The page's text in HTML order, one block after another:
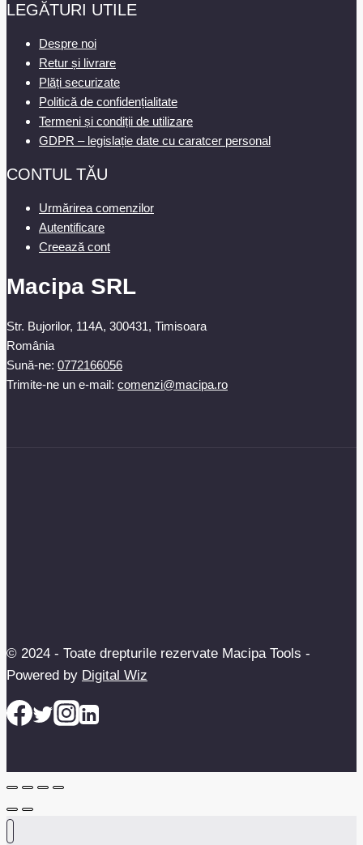
LEGĂTURI UTILE
Despre noi
Retur și livrare
Plăți securizate
Politică de confidențialitate
Termeni și condiții de utilizare
GDPR – legislație date cu caratcer personal
CONTUL TĂU
Urmărirea comenzilor
Autentificare
Creează cont
Macipa SRL
Str. Bujorilor, 114A, 300431, Timisoara
România
Sună-ne: 0772166056
Trimite-ne un e-mail: comenzi@macipa.ro
© 2024 - Toate drepturile rezervate Macipa Tools -
Powered by Digital Wiz